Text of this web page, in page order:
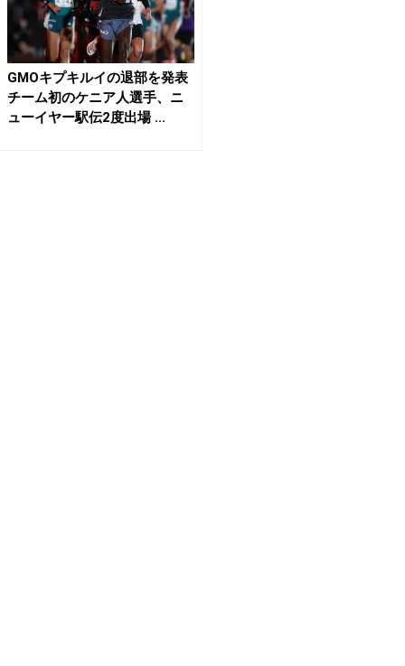
GMOキプキルイの退部を発表
チーム初のケニア人選手、ニ
ューイヤー駅伝2度出場 ...